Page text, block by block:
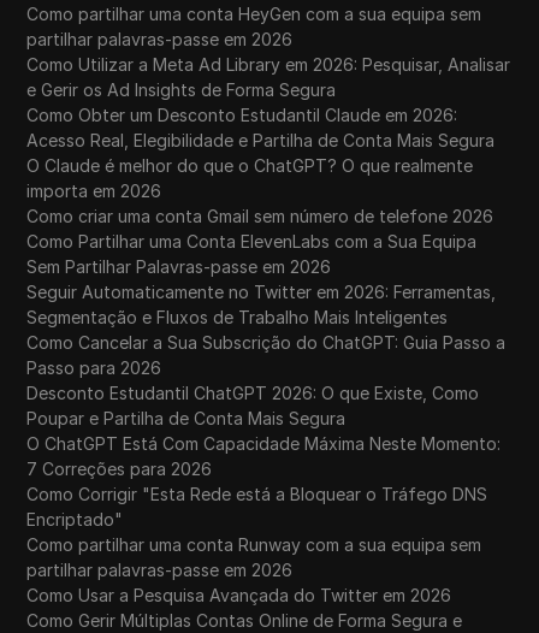
Como partilhar uma conta HeyGen com a sua equipa sem
partilhar palavras-passe em 2026
Como Utilizar a Meta Ad Library em 2026: Pesquisar, Analisar
e Gerir os Ad Insights de Forma Segura
Como Obter um Desconto Estudantil Claude em 2026:
Acesso Real, Elegibilidade e Partilha de Conta Mais Segura
O Claude é melhor do que o ChatGPT? O que realmente
importa em 2026
Como criar uma conta Gmail sem número de telefone 2026
Como Partilhar uma Conta ElevenLabs com a Sua Equipa
Sem Partilhar Palavras-passe em 2026
Seguir Automaticamente no Twitter em 2026: Ferramentas,
Segmentação e Fluxos de Trabalho Mais Inteligentes
Como Cancelar a Sua Subscrição do ChatGPT: Guia Passo a
Passo para 2026
Desconto Estudantil ChatGPT 2026: O que Existe, Como
Poupar e Partilha de Conta Mais Segura
O ChatGPT Está Com Capacidade Máxima Neste Momento:
7 Correções para 2026
Como Corrigir "Esta Rede está a Bloquear o Tráfego DNS
Encriptado"
Como partilhar uma conta Runway com a sua equipa sem
partilhar palavras-passe em 2026
Como Usar a Pesquisa Avançada do Twitter em 2026
Como Gerir Múltiplas Contas Online de Forma Segura e